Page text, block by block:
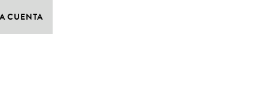
CUENTA